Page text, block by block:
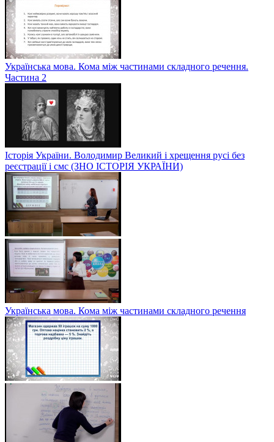
Українська мова. Кома між частинами складного речення.
Частина 2
Історія України. Володимир Великий і хрещення русі без
реєстрації і смс (ЗНО ІСТОРІЯ УКРАЇНИ)
Українська мова. Кома між частинами складного речення